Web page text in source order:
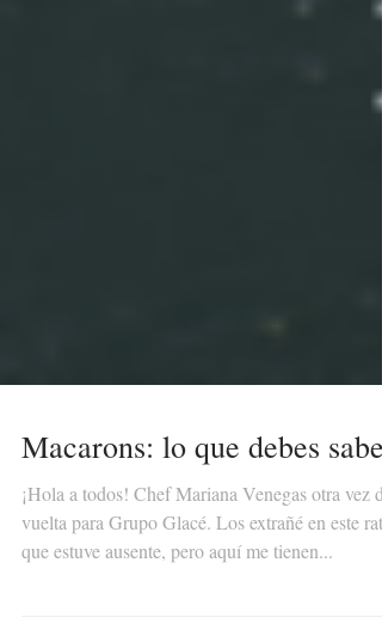
Macarons: lo que debes saber
¡Hola a todos! Chef Mariana Venegas otra vez de
vuelta para Grupo Glacé. Los extrañé en este rato